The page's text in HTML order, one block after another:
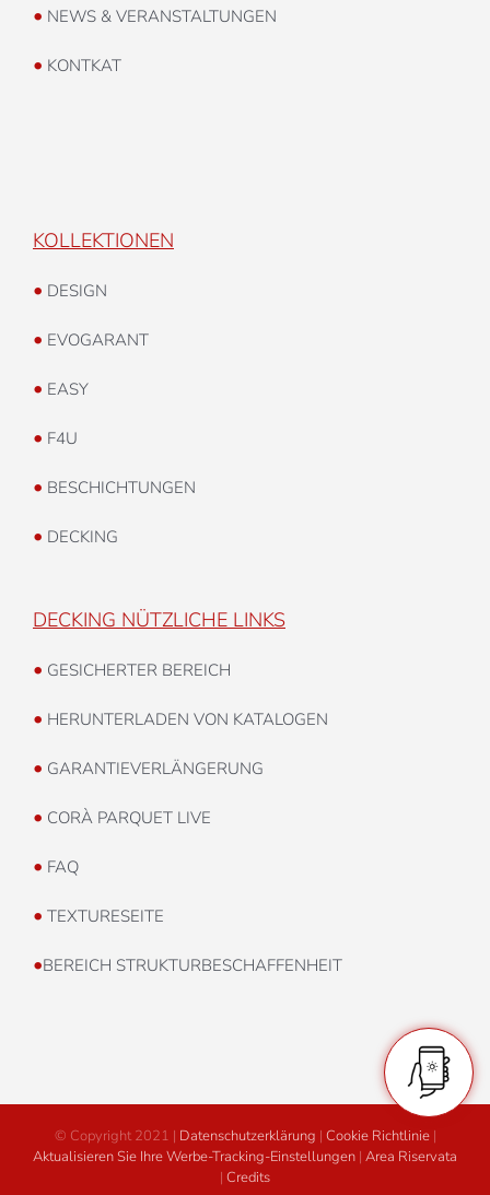
• NEWS & VERANSTALTUNGEN
• KONTKAT
KOLLEKTIONEN
• DESIGN
• EVOGARANT
• EASY
• F4U
• BESCHICHTUNGEN
• DECKING
DECKING NÜTZLICHE LINKS
• GESICHERTER BEREICH
• HERUNTERLADEN VON KATALOGEN
• GARANTIEVERLÄNGERUNG
• CORÀ PARQUET LIVE
• FAQ
• TEXTURESEITE
•BEREICH STRUKTURBESCHAFFENHEIT
© Copyright 2021 | Datenschutzerklärung | Cookie Richtlinie|
Aktualisieren Sie Ihre Werbe-Tracking-Einstellungen | Area Riservata
| Credits